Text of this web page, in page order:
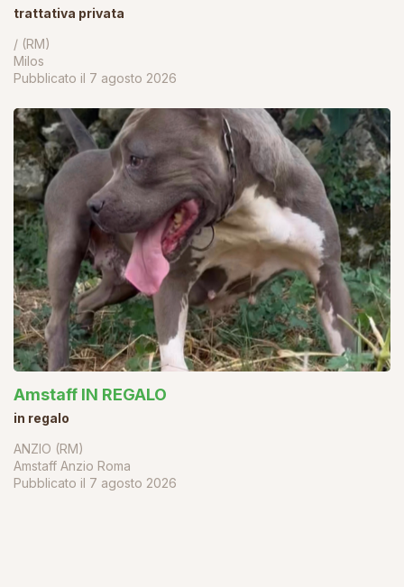
trattativa privata
/ (RM)
Milos
Pubblicato il 7 agosto 2026
Amstaff IN REGALO
in regalo
ANZIO (RM)
Amstaff Anzio Roma
Pubblicato il 7 agosto 2026